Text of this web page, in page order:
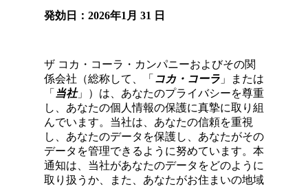
発効日： 2026年1 月 31 日
ザ コカ・コーラ・カンパニーおよびその関
係会社（総称して、「 コカ・コーラ 」または
「 当社」）は、あなたのプライバシーを尊重
し、あなたの個人情報の保護に真摯に取り組
んでいます。当社は、あなたの信頼を重視
し、あなたのデータを保護し、あなたがその
データを管理できるように努めています。本
通知は、当社があなたのデータをどのように
取り扱うか、また、あなたがお住まいの地域